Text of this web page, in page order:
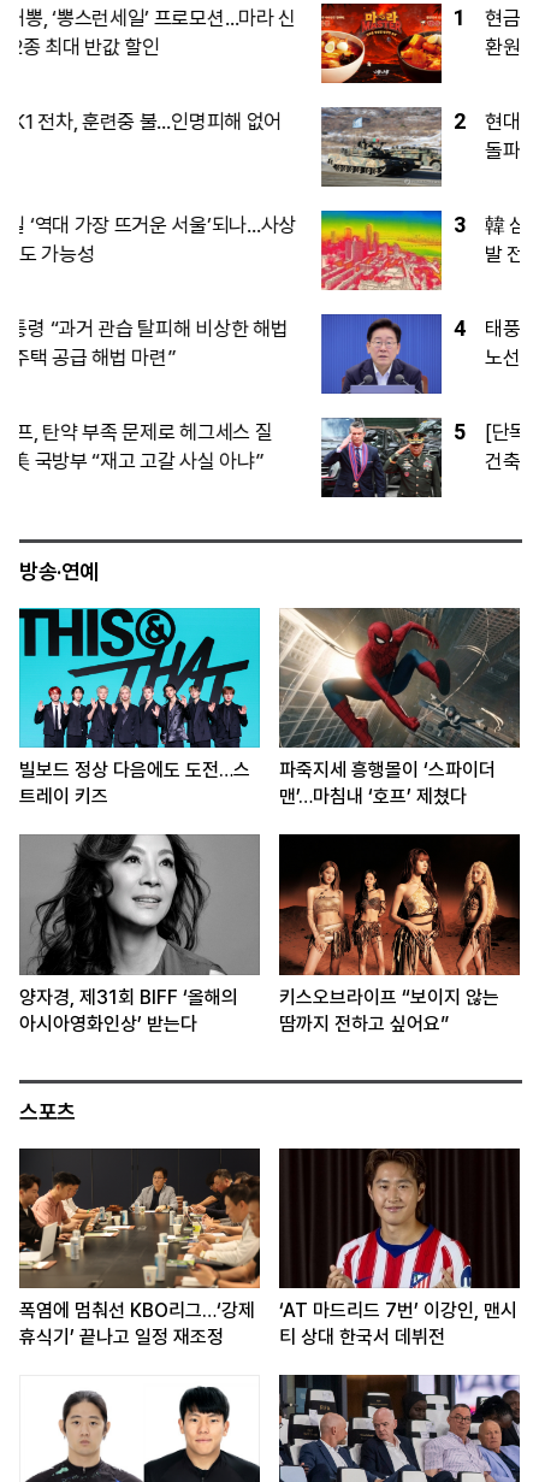
1
현금 넘치는 삼성·SK하닉, 투자 이어 주주
환원 경쟁도 본격화
2
현대차 ‘디 올 뉴 아반떼’, 계약 첫날 1만대
3
韓 삼전닉스 라이벌 臺 TSMC 생산량 폭
발 전망
4
태풍 ‘돌핀’에 LCC 긴장…휴가철 단거리
노선 영향은
5
[단독] 하림 ‘7조’ 양재 물류단지, 서울시
건축위 재심도 ‘재검토’…교통·방재 등 보
방송·연예
빌보드 정상 다음에도 도전…스
트레이 키즈
파죽지세 흥행몰이 ‘스파이더
맨’…마침내 ‘호프’ 제쳤다
양자경, 제31회 BIFF ‘올해의
아시아영화인상’ 받는다
키스오브라이프 “보이지 않는
땀까지 전하고 싶어요”
스포츠
폭염에 멈춰선 KBO리그…‘강제
휴식기’ 끝나고 일정 재조정
‘AT 마드리드 7번’ 이강인, 맨시
티 상대 한국서 데뷔전